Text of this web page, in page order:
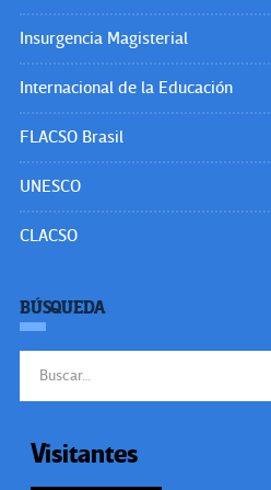
Insurgencia Magisterial
Internacional de la Educación
FLACSO Brasil
UNESCO
CLACSO
BÚSQUEDA
Visitantes